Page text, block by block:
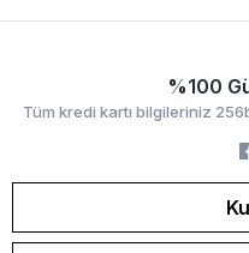
%100
Tüm kredi kartı bilgileriniz